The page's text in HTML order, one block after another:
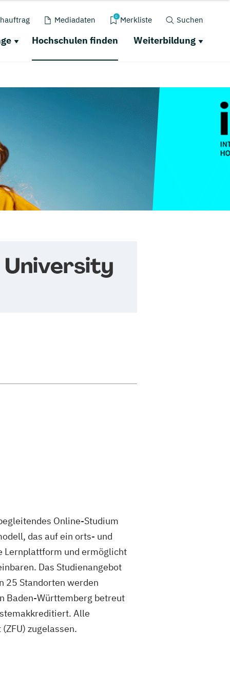
Mediadaten 0 Merkliste Suchen
Hochschulen finden Weiterbildung
University
Online-Studium
das auf ein orts- und
Lernplattform und ermöglicht
Das Studienangebot
25 Standorten werden
Baden-Württemberg betreut
Alle
zugelassen.